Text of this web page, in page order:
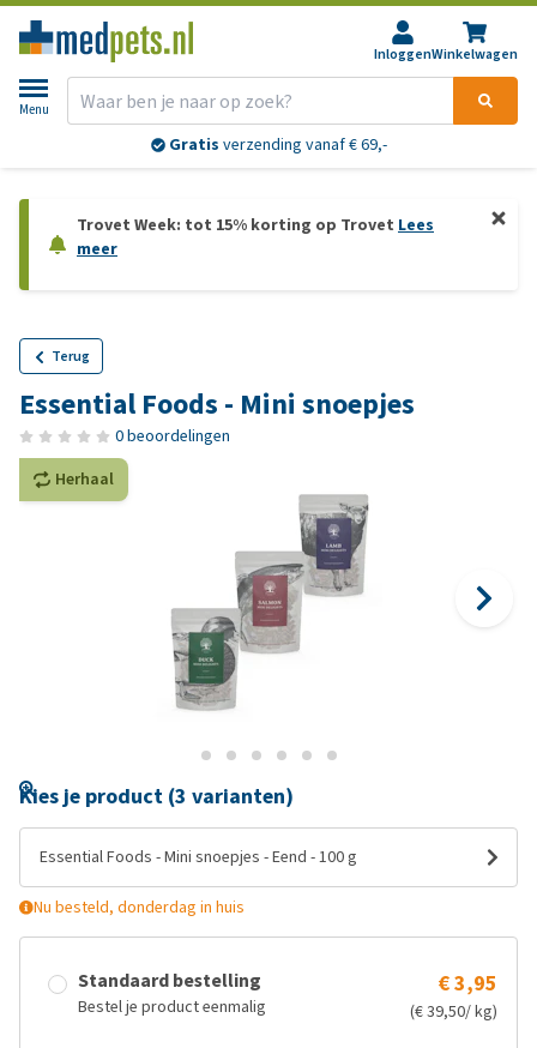
InloggenWinkelwagen
Menu
Gratis verzending vanaf € 69,-
Trovet Week: tot 15% korting op Trovet Lees
meer
Terug
Essential Foods - Mini snoepjes
0 beoordelingen
Herhaal
Kies je product (3 varianten)
Essential Foods - Mini snoepjes - Eend - 100 g
Nu besteld, donderdag in huis
Standaard bestelling
Bestel je product eenmalig
€ 3,95
(€ 39,50/ kg)